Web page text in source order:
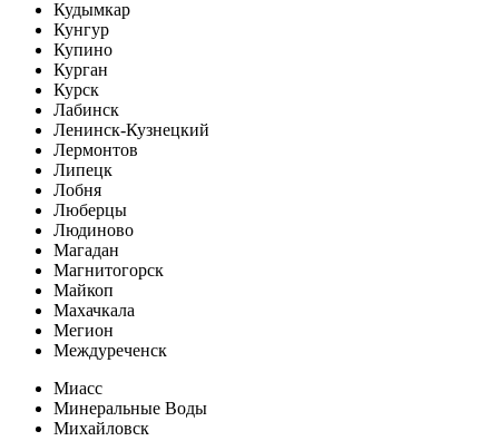
Кудымкар
Кунгур
Купино
Курган
Курск
Лабинск
Ленинск-Кузнецкий
Лермонтов
Липецк
Лобня
Люберцы
Людиново
Магадан
Магнитогорск
Майкоп
Махачкала
Мегион
Междуреченск
Миасс
Минеральные Воды
Михайловск